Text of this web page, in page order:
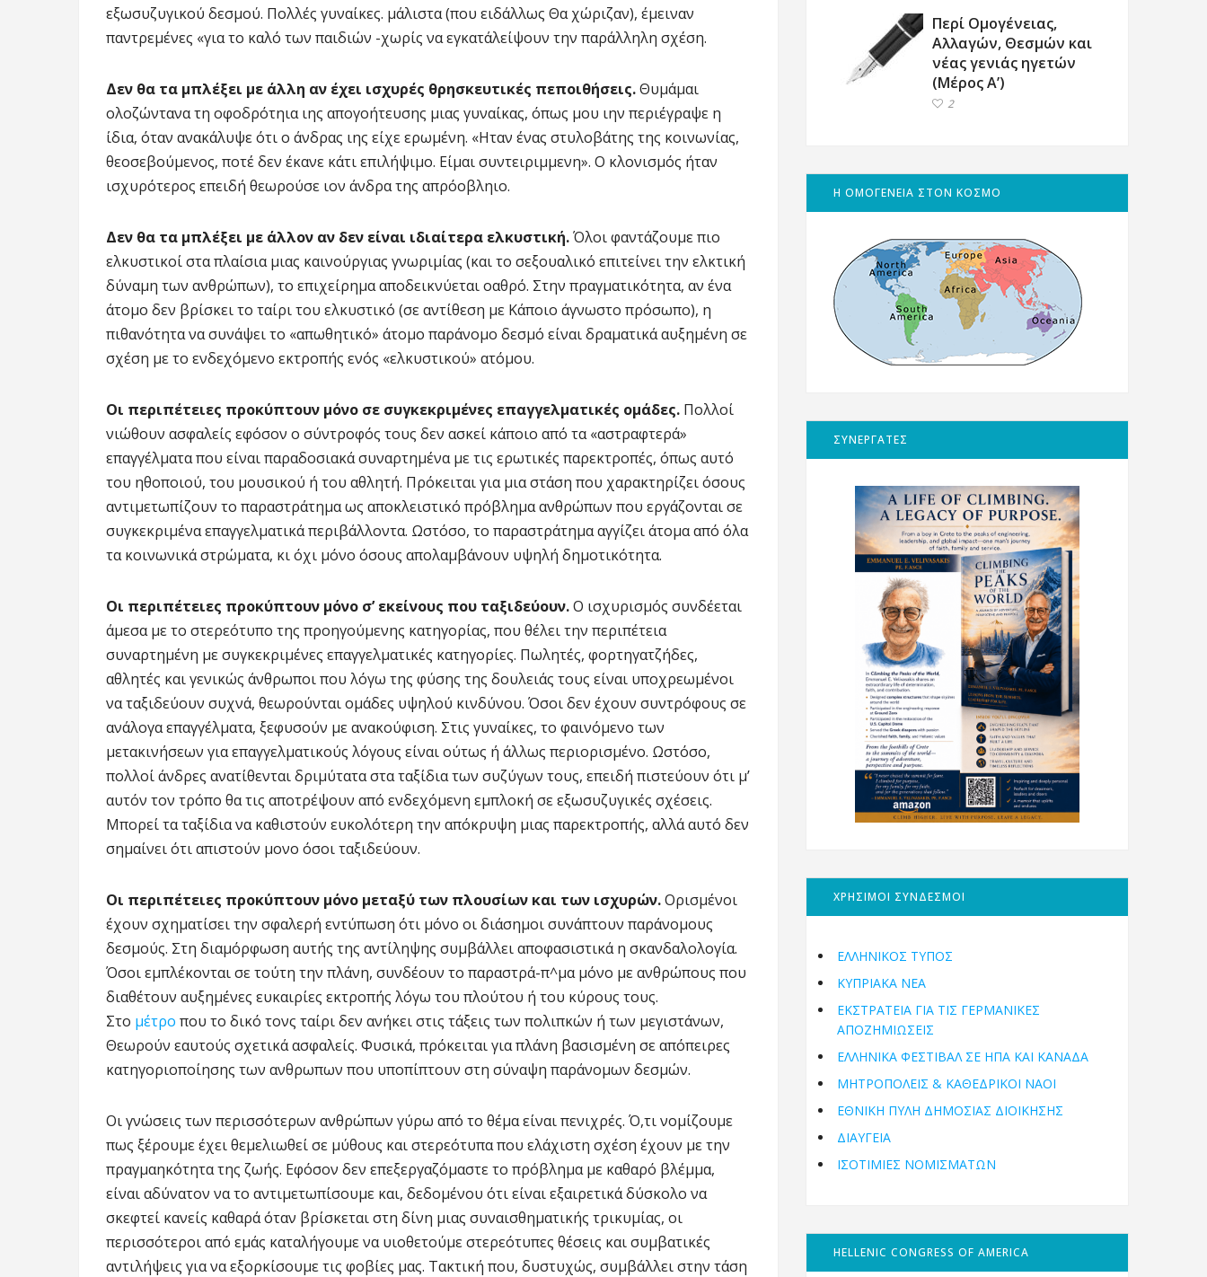
εξωσυζυγικού δεσμού. Πολλές γυναίκες. μάλιστα (που ειδάλλως Θα χώριζαν), έμειναν
παντρεμένες «για το καλό των παιδιών -χωρίς να εγκατάλείψουν την παράλληλη σχέση.
Δεν θα τα μπλέξει με άλλη αν έχει ισχυρές θρησκευτικές πεποιθήσεις.Θυμάμαι
ολοζώντανα τη οφοδρότηια ιης απογοήτευσης μιας γυναίκας, όπως μου ιην περιέγραψε η
ίδια, όταν ανακάλυψε ότι ο άνδρας ιης είχε ερωμένη. «Ηταν ένας στυλοβάτης της κοινωνίας,
θεοσεβούμενος, ποτέ δεν έκανε κάτι επιλήψιμο. Είμαι συντειριμμενη». Ο κλονισμός ήταν
ισχυρότερος επειδή θεωρούσε ιον άνδρα της απρόοβληιο.
Δεν θα τα μπλέξει με άλλον αν δεν είναι ιδιαίτερα ελκυστική.Όλοι φαντάζουμε πιο
ελκυστικοί στα πλαίσια μιας καινούργιας γνωριμίας (και το σεξουαλικό επιτείνει την ελκτική
δύναμη των ανθρώπων), το επιχείρημα αποδεικνύεται οαθρό. Στην πραγματικότητα, αν ένα
άτομο δεν βρίσκει το ταίρι του ελκυστικό (σε αντίθεση με Κάποιο άγνωστο πρόσωπο), η
πιθανότητα να συνάψει το «απωθητικό» άτομο παράνομο δεσμό είναι δραματικά αυξημένη σε
σχέση με το ενδεχόμενο εκτροπής ενός «ελκυστικού» ατόμου.
Οι περιπέτειες προκύπτουν μόνο σε συγκεκριμένες επαγγελματικές ομάδες. Πολλοί
νιώθουν ασφαλείς εφόσον ο σύντροφός τους δεν ασκεί κάποιο από τα «αστραφτερά»
επαγγέλματα που είναι παραδοσιακά συναρτημένα με τις ερωτικές παρεκτροπές, όπως αυτό
του ηθοποιού, του μουσικού ή του αθλητή. Πρόκειται για μια στάση που χαρακτηρίζει όσους
αντιμετωπίζουν το παραστράτημα ως αποκλειστικό πρόβλημα ανθρώπων που εργάζονται σε
συγκεκριμένα επαγγελματικά περιβάλλοντα. Ωστόσο, το παραστράτημα αγγίζει άτομα από όλα
τα κοινωνικά στρώματα, κι όχι μόνο όσους απολαμβάνουν υψηλή δημοτικότητα.
Οι περιπέτειες προκύπτουν μόνο σ’ εκείνους που ταξιδεύουν.Ο ισχυρισμός συνδέεται
άμεσα με το στερεότυπο της προηγούμενης κατηγορίας, που θέλει την περιπέτεια
συναρτημένη με συγκεκριμένες επαγγελματικές κατηγορίες. Πωλητές, φορτηγατζήδες,
αθλητές και γενικώς άνθρωποι που λόγω της φύσης της δουλειάς τους είναι υποχρεωμένοι
να ταξιδεύουν συχνά, θεωρούνται ομάδες υψηλού κινδύνου. Όσοι δεν έχουν συντρόφους σε
ανάλογα επαγγέλματα, ξεφυσούν με ανακούφιση. Στις γυναίκες, το φαινόμενο των
μετακινήσεων για επαγγελματικούς λόγους είναι ούτως ή άλλως περιορισμένο. Ωστόσο,
πολλοί άνδρες ανατίθενται δριμύτατα στα ταξίδια των συζύγων τους, επειδή πιστεύουν ότι μ’
αυτόν τον τρόπο θα τις αποτρέψουν από ενδεχόμενη εμπλοκή σε εξωσυζυγικές σχέσεις.
Μπορεί τα ταξίδια να καθιστούν ευκολότερη την απόκρυψη μιας παρεκτροπής, αλλά αυτό δεν
σημαίνει ότι απιστούν μονο όσοι ταξιδεύουν.
Οι περιπέτειες προκύπτουν μόνο μεταξύ των πλουσίων και των ισχυρών.Ορισμένοι
έχουν σχηματίσει την σφαλερή εντύπωση ότι μόνο οι διάσημοι συνάπτουν παράνομους
δεσμούς. Στη διαμόρφωση αυτής της αντίληψης συμβάλλει αποφασιστικά η σκανδαλολογία.
Όσοι εμπλέκονται σε τούτη την πλάνη, συνδέουν το παραστρά-π^μα μόνο με ανθρώπους που
διαθέτουν αυξημένες ευκαιρίες εκτροπής λόγω του πλούτου ή του κύρους τους.
Στο μέτρο που το δικό τονς ταίρι δεν ανήκει στις τάξεις των πολιπκών ή των μεγιστάνων,
Θεωρούν εαυτούς σχετικά ασφαλείς. Φυσικά, πρόκειται για πλάνη βασισμένη σε απόπειρες
κατηγοριοποίησης των ανθρωπων που υποπίπτουν στη σύναψη παράνομων δεσμών.
Οι γνώσεις των περισσότερων ανθρώπων γύρω από το θέμα είναι πενιχρές. Ό,τι νομίζουμε
πως ξέρουμε έχει θεμελιωθεί σε μύθους και στερεότυπα που ελάχιστη σχέση έχουν με την
πραγμαηκότητα της ζωής. Εφόσον δεν επεξεργαζόμαστε το πρόβλημα με καθαρό βλέμμα,
είναι αδύνατον να το αντιμετωπίσουμε και, δεδομένου ότι είναι εξαιρετικά δύσκολο να
σκεφτεί κανείς καθαρά όταν βρίσκεται στη δίνη μιας συναισθηματικής τρικυμίας, οι
περισσότεροι από εμάς καταλήγουμε να υιοθετούμε στερεότυπες θέσεις και συμβατικές
αντιλήψεις για να εξορκίσουμε τις φοβίες μας. Τακτική που, δυστυχώς, συμβάλλει στην τάση
Περί Ομογένειας,
Αλλαγών, Θεσμών και
νέας γενιάς ηγετών
(Μέρος Α’)
2
Η ΟΜΟΓΕΝΕΙΑ ΣΤΟΝ ΚΟΣΜΟ
ΣΥΝΕΡΓΑΤΕΣ
ΧΡΗΣΙΜΟΙ ΣΥΝΔΕΣΜΟΙ
ΕΛΛΗΝΙΚΟΣ ΤΥΠΟΣ
ΚΥΠΡΙΑΚΑ ΝΕΑ
ΕΚΣΤΡΑΤΕΙΑ ΓΙΑ ΤΙΣ ΓΕΡΜΑΝΙΚΕΣ
ΑΠΟΖΗΜΙΩΣΕΙΣ
ΕΛΛΗΝΙΚΆ ΦΕΣΤΙΒΆΛ ΣΕ ΗΠΑ ΚΑΙ ΚΑΝΑΔΑ
ΜΗΤΡΟΠΌΛΕΙΣ & ΚΑΘΕΔΡΙΚΟΊ ΝΑΟΊ
ΕΘΝΙΚΉ ΠΎΛΗ ΔΗΜΌΣΙΑΣ ΔΙΟΊΚΗΣΗΣ
ΔΙΑΥΓΕΙΑ
ΙΣΟΤΙΜΙΕΣ ΝΟΜΙΣΜΑΤΩΝ
HELLENIC CONGRESS OF AMERICA